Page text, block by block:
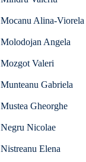
Mocanu Alina-Viorela
Molodojan Angela
Mozgot Valeri
Munteanu Gabriela
Mustea Gheorghe
Negru Nicolae
Nistreanu Elena